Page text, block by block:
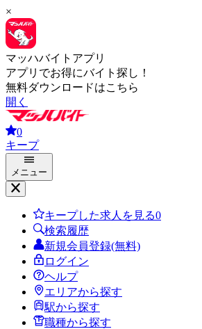
×
マッハバイトアプリ
アプリでお得にバイト探し！
無料ダウンロードはこちら
開く
0
キープ
メニュー
キープした求人を見る0
検索履歴
新規会員登録(無料)
ログイン
ヘルプ
エリアから探す
駅から探す
職種から探す